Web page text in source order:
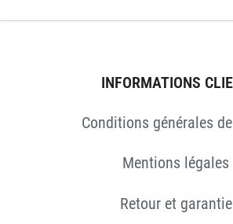
INFORMATIONS
Conditions générales
Mentions légales
Retour et garantie